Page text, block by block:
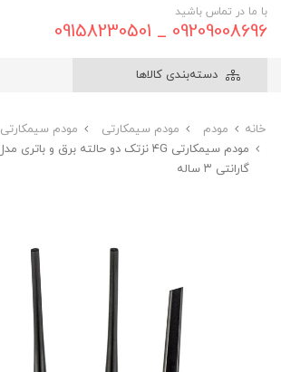
با ما در تماس باشید
09209008696 _ 09158230501
دسته‌بندی کالاها
خانه مودم مودم سیمکارتی
مودم سیمکارتی 4G
گارانتی ۳ ساله